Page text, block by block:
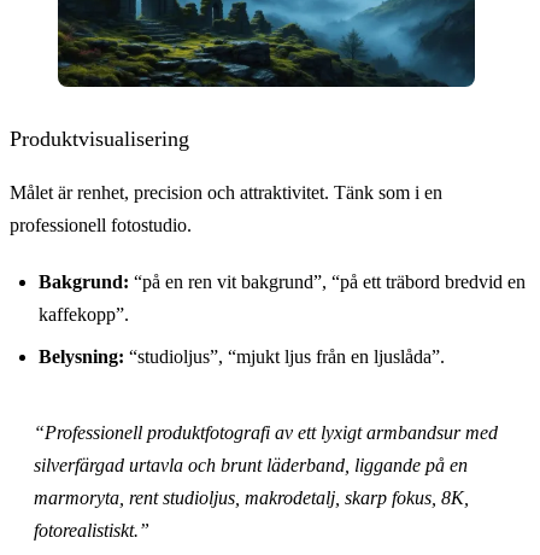
Produktvisualisering
Målet är renhet, precision och attraktivitet. Tänk som i en
professionell fotostudio.
Bakgrund: “på en ren vit bakgrund”, “på ett träbord bredvid en
kaffekopp”.
Belysning: “studioljus”, “mjukt ljus från en ljuslåda”.
“Professionell produktfotografi av ett lyxigt armbandsur med
silverfärgad urtavla och brunt läderband, liggande på en
marmoryta, rent studioljus, makrodetalj, skarp fokus, 8K,
fotorealistiskt.”